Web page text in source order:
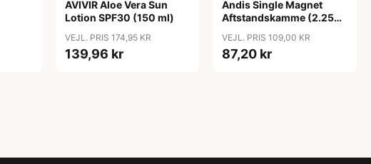
AVIVIR Aloe Vera Sun
Lotion SPF30 (150 ml)
VEJL. PRIS 174,95 KR
139,96 kr
Andis Single Magnet
Aftstandskamme (2.25
VEJL. PRIS 109,00 KR
87,20 kr